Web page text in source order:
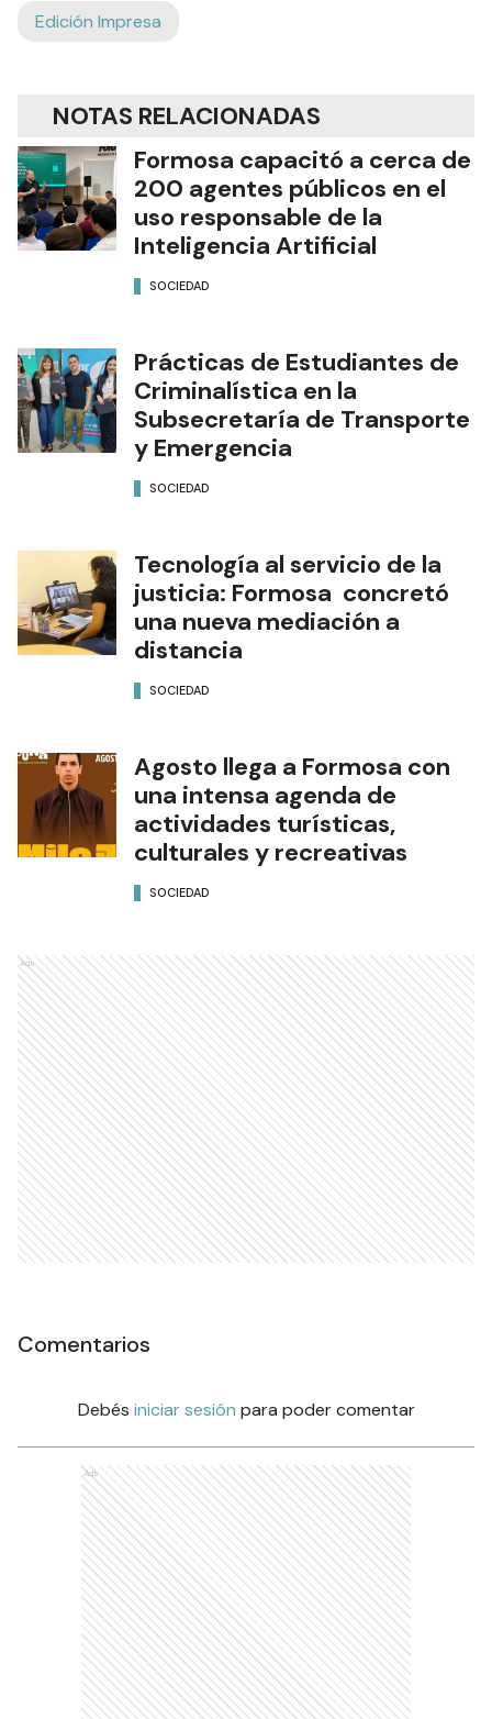
Edición Impresa
NOTAS RELACIONADAS
Formosa capacitó a cerca de
200 agentes públicos en el
uso responsable de la
Inteligencia Artificial
SOCIEDAD
Prácticas de Estudiantes de
Criminalística en la
Subsecretaría de Transporte
y Emergencia
SOCIEDAD
Tecnología al servicio de la
justicia: Formosa concretó
una nueva mediación a
distancia
SOCIEDAD
Agosto llega a Formosa con
una intensa agenda de
actividades turísticas,
culturales y recreativas
SOCIEDAD
Ads
Comentarios
Debés iniciar sesión para poder comentar
Ads